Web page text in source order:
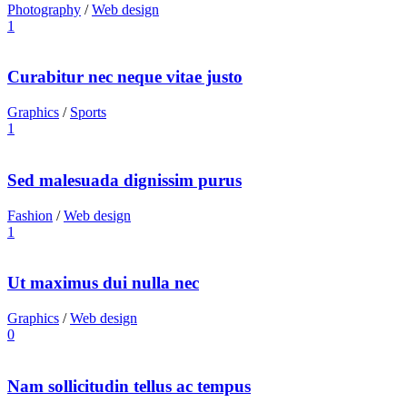
Photography /Web design
1
Curabitur nec neque vitae justo
Graphics / Sports
1
Sed malesuada dignissim purus
Fashion /Web design
1
Ut maximus dui nulla nec
Graphics /Web design
0
Nam sollicitudin tellus ac tempus